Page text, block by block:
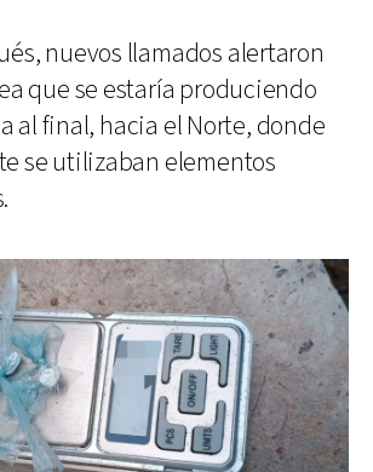
nuevos llamados alertaron
que se estaría produciendo
al final, hacia el Norte, donde
se utilizaban elementos